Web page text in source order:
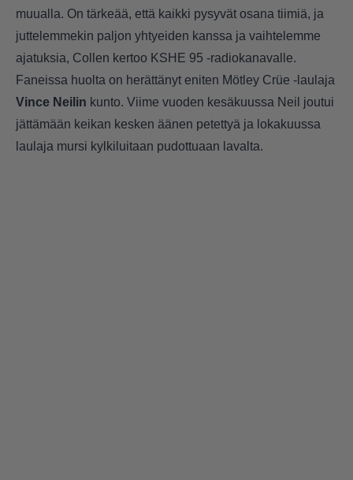
muualla. On tärkeää, että kaikki pysyvät osana tiimiä, ja
juttelemmekin paljon yhtyeiden kanssa ja vaihtelemme
ajatuksia, Collen kertoo KSHE 95 -radiokanavalle.
Faneissa huolta on herättänyt eniten Mötley Crüe -laulaja
Vince Neilin kunto. Viime vuoden kesäkuussa Neil joutui
jättämään keikan kesken äänen petettyä ja lokakuussa
laulaja mursi kylkiluitaan pudottuaan lavalta.